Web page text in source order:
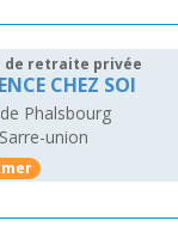
de retraite privée
CHEZ SOI
Phalsbourg
Sarre-union